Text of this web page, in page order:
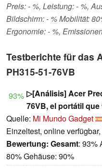
Preis: - %, Leistung: - %,
Bildschirm: - % Mobilität:
Ergonomie: - %,
Testberichte für das
PH315-51-76VB
93% ▷[Análisis] Acer
76VB, el portátil
Quelle: Mi Mundo Gadget
Einzeltest, online
Bewertung: Gesamt: 93%
80% Gehäuse: 90%